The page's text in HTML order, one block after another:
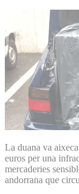
La duana va
euros per una
mercaderies
andorrana que